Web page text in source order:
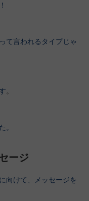
て言われるタイプじゃ
。
。
ージ
向けて、メッセージを